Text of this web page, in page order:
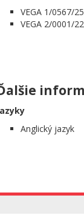
VEGA 1/0567/
VEGA 2/0001/
Anglický jazyk